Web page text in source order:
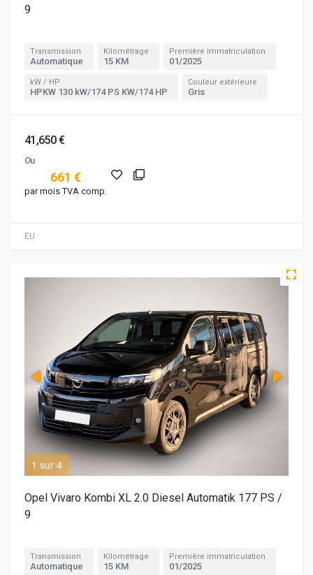
EU
9
Transmission
Automatique
Kilométrage
15 KM
Première immatriculation
01/2025
kW / HP
HPKW 130 kW/174 PS KW/174 HP
Couleur extérieure
Gris
41,650 €
Ou
661 €
par mois TVA comp.
1 sur 4
Opel Vivaro Kombi XL 2.0 Diesel Automatik 177 PS /
9
Transmission
Automatique
Kilométrage
15 KM
Première immatriculation
01/2025